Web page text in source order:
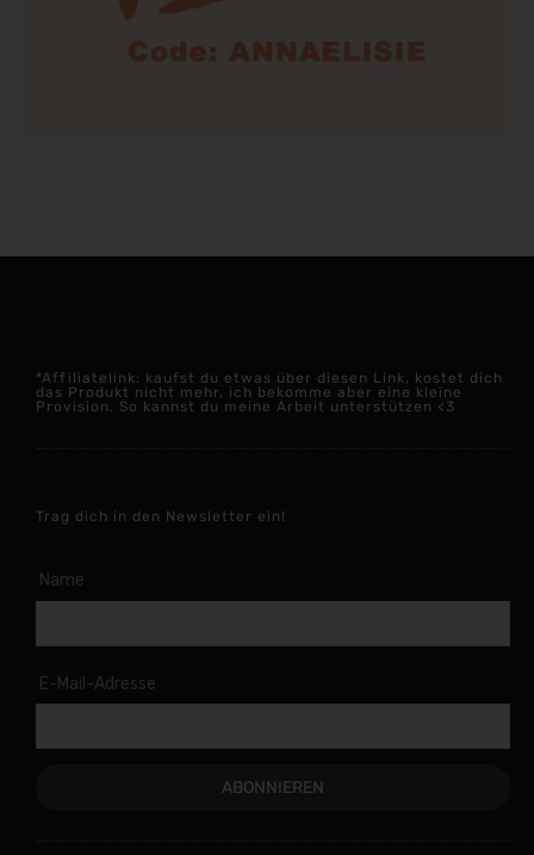
*Affiliatelink: kaufst du etwas über diesen Link, kostet dich
das Produkt nicht mehr, ich bekomme aber eine kleine
Provision. So kannst du meine Arbeit unterstützen <3
Trag dich in den Newsletter ein!
Name
E-Mail-Adresse